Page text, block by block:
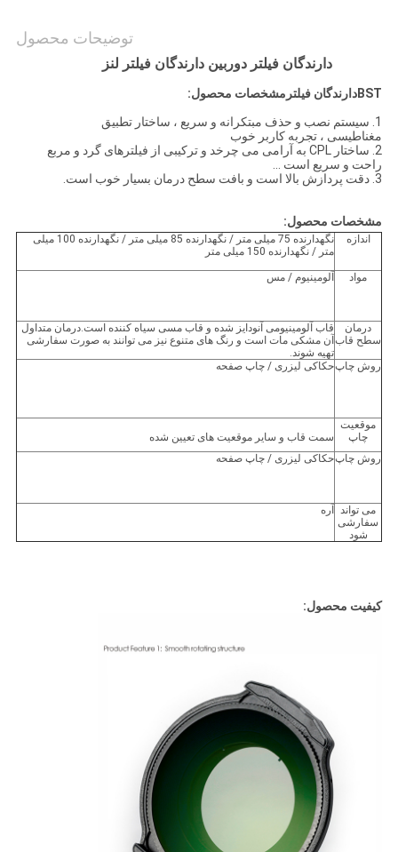
توضیحات محصول
دارندگان فیلتر دوربین دارندگان فیلتر لنز
BSTدارندگان فیلتر مشخصات محصول:
1. سیستم نصب و حذف مبتکرانه و سریع ، ساختار تطبیق
مغناطیسی ، تجربه کاربر خوب
2. ساختار CPL به آرامی می چرخد ​​و ترکیبی از فیلترهای گرد و مربع
راحت و سریع است ...
3. دقت پردازش بالا است و بافت سطح درمان بسیار خوب است.
مشخصات محصول:
اندازه
نگهدارنده 75 میلی متر / نگهدارنده 85 میلی متر / نگهدارنده 100 میلی
متر / نگهدارنده 150 میلی متر
مواد آلومینیوم / مس
درمان
سطح قاب
قاب آلومینیومی آنودایز شده و قاب مسی سیاه کننده است.درمان متداول
آن مشکی مات است و رنگ های متنوع نیز می توانند به صورت سفارشی
تهیه شوند.
روش چاپحکاکی لیزری / چاپ صفحه
موقعیت
چاپ
سمت قاب و سایر موقعیت های تعیین شده
روش چاپحکاکی لیزری / چاپ صفحه
می تواند
سفارشی
شود
آره
کیفیت محصول: